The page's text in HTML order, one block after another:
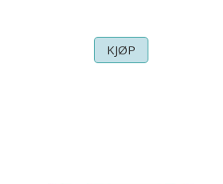
KJØP